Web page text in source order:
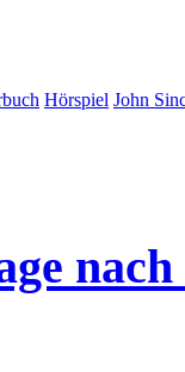
Hörspiel John